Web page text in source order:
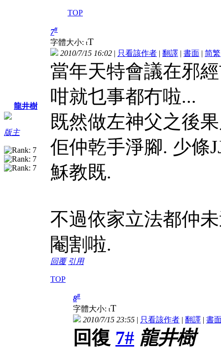
TOP
龍井樹
版主
7#
字體大小: tT
2010/7/15 16:02 | 只看該作者 | 翻譯 | 書面 | 简繁
當年天特會議在邪
咁就乜事都冇啦...
既然做左神父之後
佢仲乾手淨腳. 少條
穌教既.
不過依家立法都仲
閹割啦.
回覆 引用
TOP
8#
字體大小: tT
2010/7/15 23:55 | 只看該作者 | 翻譯 | 書
回復 7# 龍井樹